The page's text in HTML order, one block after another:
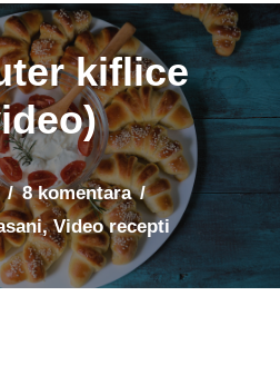
kiflice
8 komentara
,Video recepti